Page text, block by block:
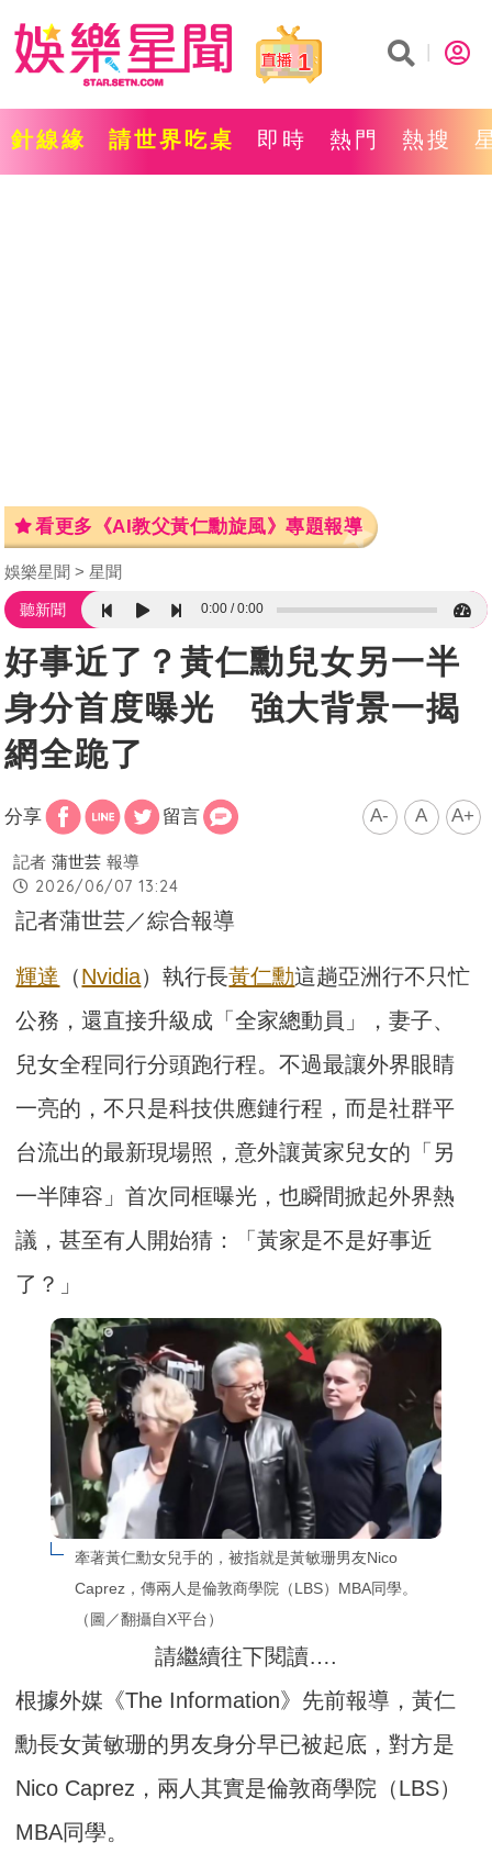
1
針線緣 請世界吃桌 即時 熱門 熱搜
看更多《AI教父黃仁勳旋風》專題報導
娛樂星聞 星聞
聽新聞 0:00 0:00
好事近了？黃仁勳兒女另一半
身分首度曝光 強大背景一揭
網全跪了
分享 留言 A- A A+
記者 蒲世芸 報導
2026/06/07 13:24
記者蒲世芸／綜合報導
輝達 （Nvidia）執行長黃仁勳這趟亞洲行不只忙
公務，還直接升級成「全家總動員」，妻子、
兒女全程同行分頭跑行程。不過最讓外界眼睛
一亮的，不只是科技供應鏈行程，而是社群平
台流出的最新現場照，意外讓黃家兒女的「另
一半陣容」首次同框曝光，也瞬間掀起外界熱
議，甚至有人開始猜：「黃家是不是好事近
了？」
牽著黃仁勳女兒手的，被指就是黃敏珊男友Nico
Caprez，傳兩人是倫敦商學院（LBS）MBA同學。
（圖／翻攝自X平台）
請繼續往下閱讀….
根據外媒《The Information》先前報導，黃仁
勳長女黃敏珊的男友身分早已被起底，對方是
Nico Caprez，兩人其實是倫敦商學院（LBS）
MBA同學。